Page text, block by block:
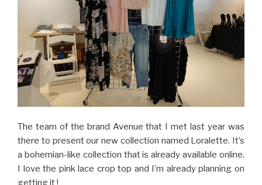
The team of the brand Avenue that I met last year was
there to present our new collection named Loralette. It’s
a bohemian-like collection that is already available online.
I love the pink lace crop top and I’m already planning on
getting it !